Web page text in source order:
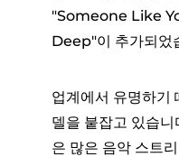
"Someone Like
Deep"이 추가되었
업계에서 유명하기
델을 붙잡고 있습
은 많은 음악 스트